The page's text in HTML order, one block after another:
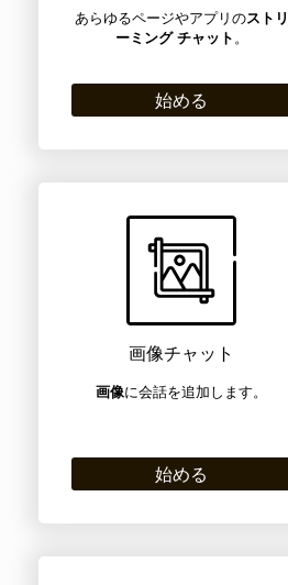
あらゆるページやアプリのストリ
ーミング チャット 。
始める
画像チャット
画像に会話を追加します。
始める